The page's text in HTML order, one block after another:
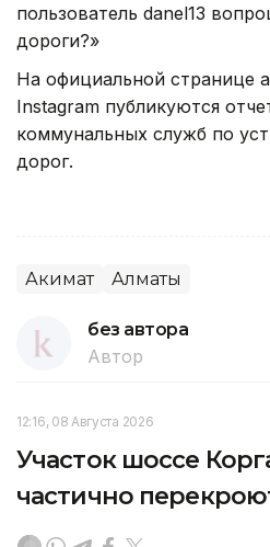
пользователь danel13
дороги?»
На официальной странице
Instagram публикуются
коммунальных служб по
дорог.
Акимат Алматы
без автора
Автор
12:16, 08 Августа 2026
Участок шоссе
частично